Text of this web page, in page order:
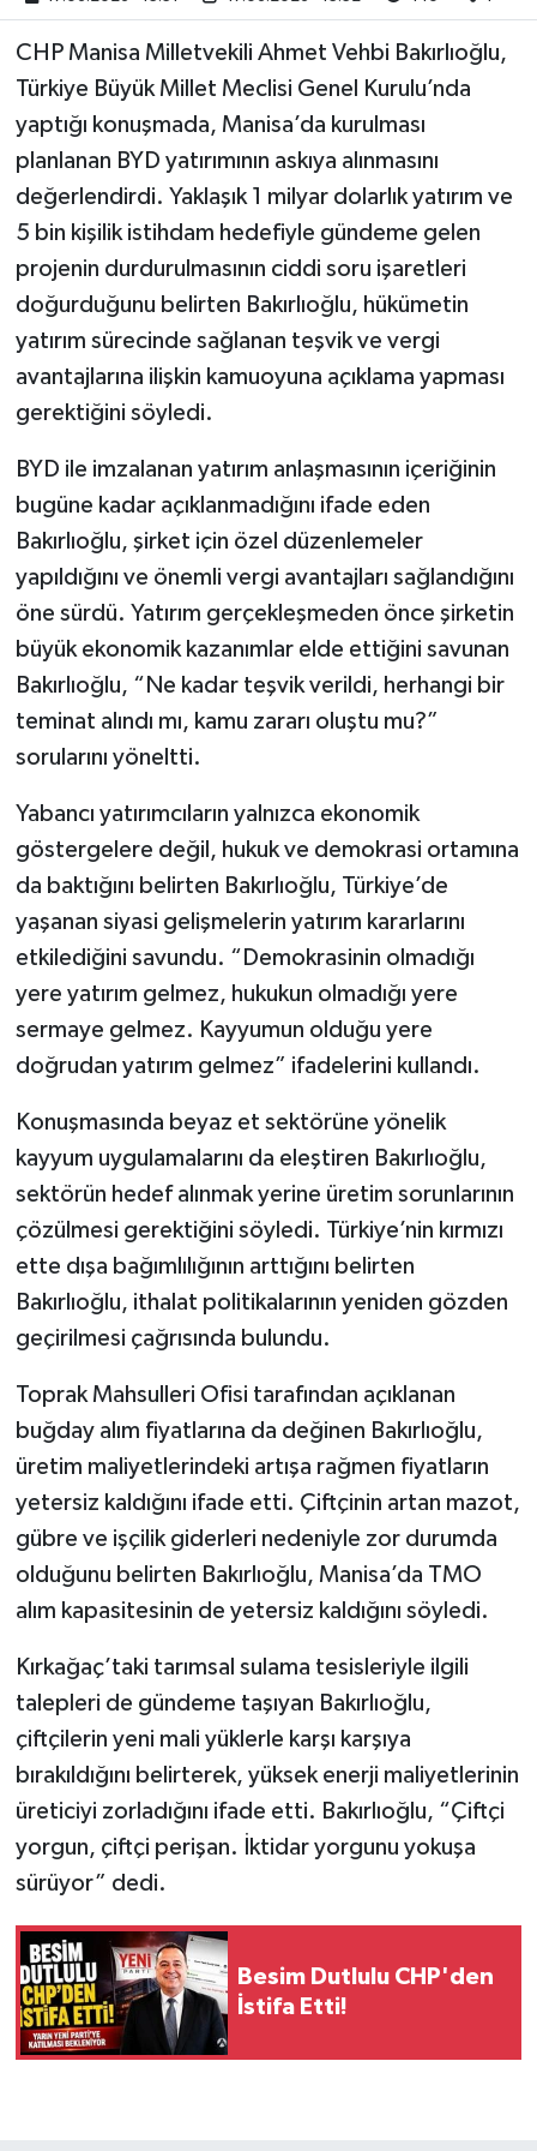
CHP Manisa Milletvekili Ahmet Vehbi Bakırlıoğlu,
Türkiye Büyük Millet Meclisi Genel Kurulu’nda
yaptığı konuşmada, Manisa’da kurulması
planlanan BYD yatırımının askıya alınmasını
değerlendirdi. Yaklaşık 1 milyar dolarlık yatırım ve
5 bin kişilik istihdam hedefiyle gündeme gelen
projenin durdurulmasının ciddi soru işaretleri
doğurduğunu belirten Bakırlıoğlu, hükümetin
yatırım sürecinde sağlanan teşvik ve vergi
avantajlarına ilişkin kamuoyuna açıklama yapması
gerektiğini söyledi.
BYD ile imzalanan yatırım anlaşmasının içeriğinin
bugüne kadar açıklanmadığını ifade eden
Bakırlıoğlu, şirket için özel düzenlemeler
yapıldığını ve önemli vergi avantajları sağlandığını
öne sürdü. Yatırım gerçekleşmeden önce şirketin
büyük ekonomik kazanımlar elde ettiğini savunan
Bakırlıoğlu, “Ne kadar teşvik verildi, herhangi bir
teminat alındı mı, kamu zararı oluştu mu?”
sorularını yöneltti.
Yabancı yatırımcıların yalnızca ekonomik
göstergelere değil, hukuk ve demokrasi ortamına
da baktığını belirten Bakırlıoğlu, Türkiye’de
yaşanan siyasi gelişmelerin yatırım kararlarını
etkilediğini savundu. “Demokrasinin olmadığı
yere yatırım gelmez, hukukun olmadığı yere
sermaye gelmez. Kayyumun olduğu yere
doğrudan yatırım gelmez” ifadelerini kullandı.
Konuşmasında beyaz et sektörüne yönelik
kayyum uygulamalarını da eleştiren Bakırlıoğlu,
sektörün hedef alınmak yerine üretim sorunlarının
çözülmesi gerektiğini söyledi. Türkiye’nin kırmızı
ette dışa bağımlılığının arttığını belirten
Bakırlıoğlu, ithalat politikalarının yeniden gözden
geçirilmesi çağrısında bulundu.
Toprak Mahsulleri Ofisi tarafından açıklanan
buğday alım fiyatlarına da değinen Bakırlıoğlu,
üretim maliyetlerindeki artışa rağmen fiyatların
yetersiz kaldığını ifade etti. Çiftçinin artan mazot,
gübre ve işçilik giderleri nedeniyle zor durumda
olduğunu belirten Bakırlıoğlu, Manisa’da TMO
alım kapasitesinin de yetersiz kaldığını söyledi.
Kırkağaç’taki tarımsal sulama tesisleriyle ilgili
talepleri de gündeme taşıyan Bakırlıoğlu,
çiftçilerin yeni mali yüklerle karşı karşıya
bırakıldığını belirterek, yüksek enerji maliyetlerinin
üreticiyi zorladığını ifade etti. Bakırlıoğlu, “Çiftçi
yorgun, çiftçi perişan. İktidar yorgunu yokuşa
sürüyor” dedi.
Besim Dutlulu CHP'den
İstifa Etti!
Akhisar Emlak
Ülke